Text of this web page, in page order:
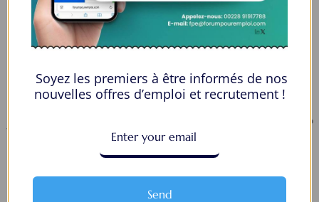
Postuler en ligne : 5 erreurs courantes à éviter pour maximiser vos
chances
8 Décisions Importantes Pour Ne Pas Vivre Avec Des Regrets
Espace Employeurs
Soyez les premiers à être informés de nos
nouvelles offres d’emploi et recrutement !
Send